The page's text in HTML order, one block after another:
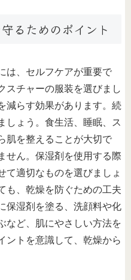
るためのポイント
は、セルフケアが重要で
スチャーの服装を選びまし
減らす効果があります。続
しょう。食生活、睡眠、ス
肌を整えることが大切で
せん。保湿剤を使用する際
て適切なものを選びましょ
も、乾燥を防ぐための工夫
保湿剤を塗る、洗顔料や化
など、肌にやさしい方法を
ントを意識して、乾燥から